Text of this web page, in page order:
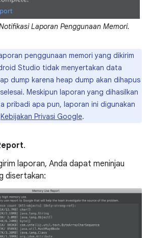
Laporan Penggunaan Memori.
penggunaan memori yang dikirim
Studio tidak menyertakan data
dump karena heap dump akan dihapus
Meskipun laporan yang dihasilkan
pribadi apa pun, laporan ini digunakan
Kebijakan Privasi Google.
.
laporan, Anda dapat meninjau
disertakan: